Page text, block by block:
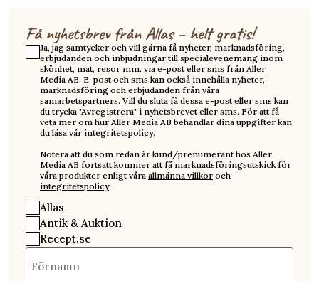
Få nyhetsbrev från Allas – helt gratis!
Ja, jag samtycker och vill gärna få nyheter, marknadsföring,
erbjudanden och inbjudningar till specialevenemang inom
skönhet, mat, resor mm. via e-post eller sms från Aller
Media AB. E-post och sms kan också innehålla nyheter,
marknadsföring och erbjudanden från våra
samarbetspartners. Vill du sluta få dessa e-post eller sms kan
du trycka "Avregistrera" i nyhetsbrevet eller sms. För att få
veta mer om hur Aller Media AB behandlar dina uppgifter kan
du läsa vår integritetspolicy.
Notera att du som redan är kund/prenumerant hos Aller
Media AB fortsatt kommer att få marknadsföringsutskick för
våra produkter enligt våra allmänna villkor och
integritetspolicy.
Allas
Antik & Auktion
Recept.se
Förnamn